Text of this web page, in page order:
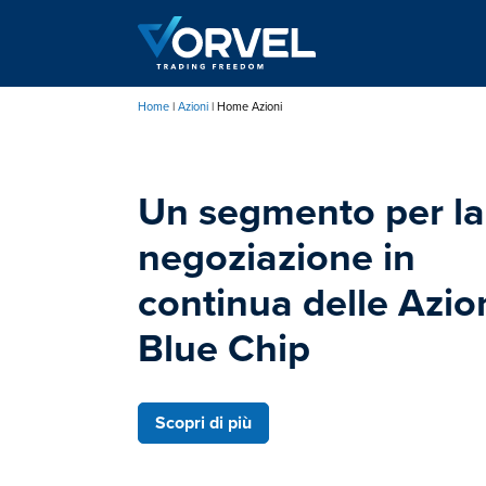
principale
pane
Home Azioni Home Azioni
Un segmento per la
negoziazione in
continua delle
Blue Chip
Scopri di più
Un segmento ad asta
settimanale che
migliora la
trasparenza e la
liquidità
Scopri di più